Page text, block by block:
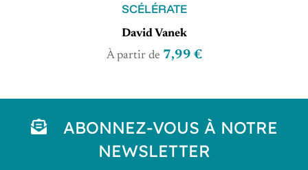
SCÉLÉRATE
David Vanek
À partir de 7,99 €
ABONNEZ-VOUS À NOTRE
NEWSLETTER